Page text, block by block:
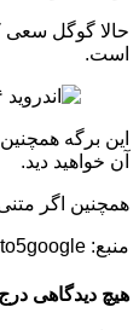
است.
آن خواهید دید.
همچنین اگر
منبع: ۹to5google
هیچ دیدگاهی